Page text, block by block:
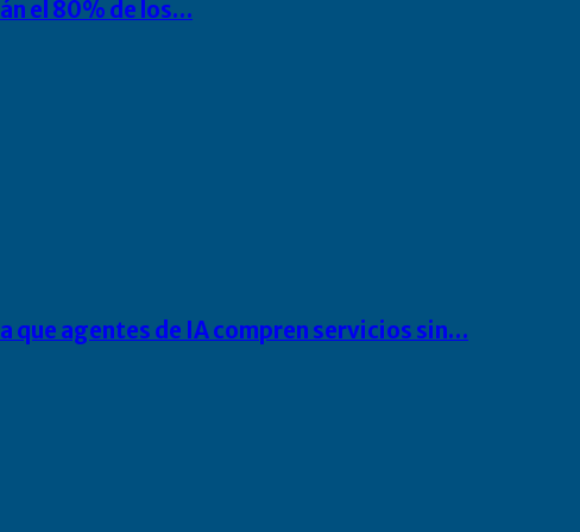
el 80% de los…
agentes de IA compren servicios sin…